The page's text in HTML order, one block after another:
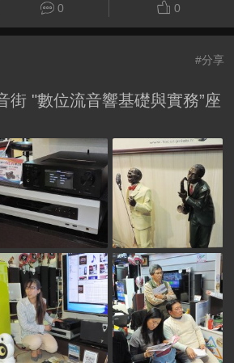
0 0
#分享
街 "數位流音響基礎與實務”座